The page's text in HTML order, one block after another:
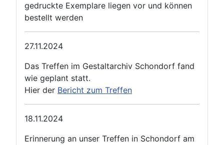
gedruckte Exemplare liegen vor und können
bestellt werden
27.11.2024
Das Treffen im Gestaltarchiv Schondorf fand
wie geplant statt.
Hier der Bericht zum Treffen
18.11.2024
Erinnerung an unser Treffen in Schondorf am